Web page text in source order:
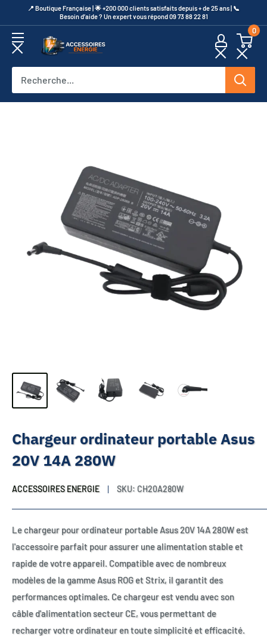
au
contenu
​📍​ Boutique Française | 🌟 +200 000 clients satisfaits depuis + de 25 ans | 📞​
Besoin d’aide ? Un expert vous répond 09 73 88 22 81
Accessoires
0
Chargeur ordinateur portable Asus
20V 14A 280W
ACCESSOIRES ENERGIE SKU: CH20A280W
Le chargeur pour ordinateur portable Asus 20V 14A 280W est
l'accessoire parfait pour assurer une alimentation stable et
rapide de votre appareil. Compatible avec de nombreux
modèles de la gamme Asus ROG et Strix, il garantit des
performances optimales. Ce chargeur est vendu avec son
câble d'alimentation secteur CE, vous permettant de
recharger votre ordinateur en toute simplicité et efficacité.